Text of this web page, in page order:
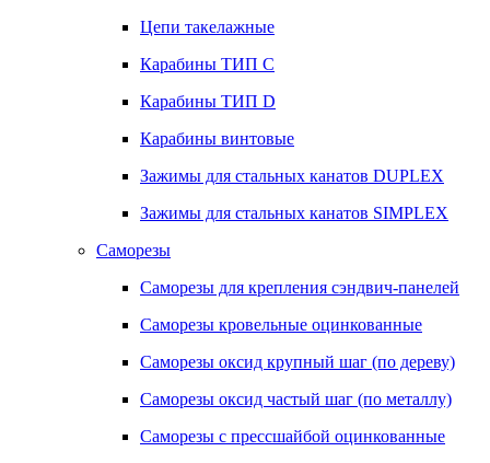
Цепи такелажные
Карабины ТИП C
Карабины ТИП D
Карабины винтовые
Зажимы для стальных канатов DUPLEX
Зажимы для стальных канатов SIMPLEX
Саморезы
Саморезы для крепления сэндвич-панелей
Саморезы кровельные оцинкованные
Саморезы оксид крупный шаг (по дереву)
Саморезы оксид частый шаг (по металлу)
Саморезы с прессшайбой оцинкованные